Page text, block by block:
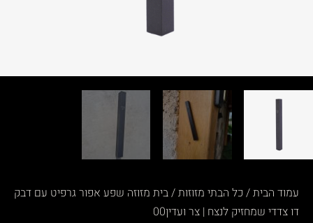
עמוד הבית/ כל הבתי מזוזות/ בית מזוזה שפע אפור גרפיט עם דבק
דו צדדי שמחזיק לנצח | צר ועדין00